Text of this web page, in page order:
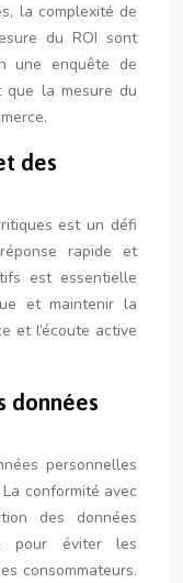
la complexité de
du ROI sont
une enquête de
que la mesure du
des
est un défi
rapide et
est essentielle
et maintenir la
et l’écoute active
données
personnelles
conformité avec
des données
pour éviter les
consommateurs.